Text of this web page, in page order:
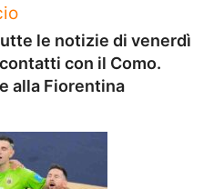
le notizie di venerdì
con il Como.
alla Fiorentina